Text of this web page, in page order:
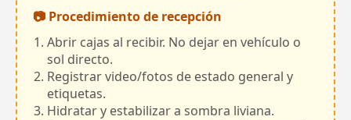
📷 Procedimiento de recepción
Abrir cajas al recibir. No dejar en vehículo o
sol directo.
Registrar video/fotos de estado general y
etiquetas.
Hidratar y estabilizar a sombra liviana.